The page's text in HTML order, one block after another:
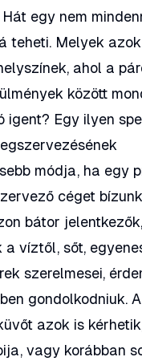
egy nem
teheti. Melyek
ahol a
között
igent? Egy ilyen
módja, ha egy
céget
bátor
a víztől, sőt,
szerelmesei,
gondolkodniuk. A
azok is
vagy korábban